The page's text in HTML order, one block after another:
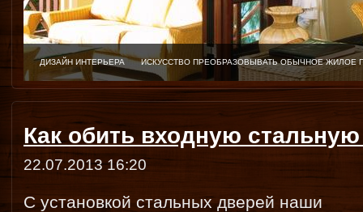
ДИЗАЙН ИНТЕРЬЕРА ИСКУССТВО ПРЕОБРАЗОВЫВАТЬ ОБЫЧНОЕ
Как обить входную
22.07.2013 16:20
С установкой стальных дверей наши